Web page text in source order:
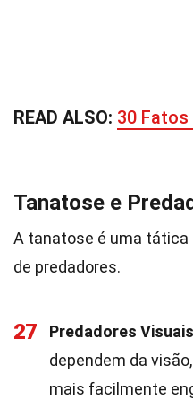
READ ALSO: 30 Fatos
Tanatose e
A tanatose é uma
de predadores.
27 Predadores Visuais
dependem da
mais facilmente